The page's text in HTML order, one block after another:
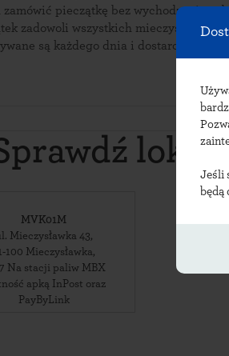
Jeśli
będą
pieczątkę bez wychodzenia z domu. Bogata oferta
zadowoli wszystkich mieczysławeckich
są każdego dnia i dostarczane do
MVK01M
Mieczysławka 43,
100 Mieczysławka,
Na stacji paliw MBX
apką InPost oraz
PayByLink